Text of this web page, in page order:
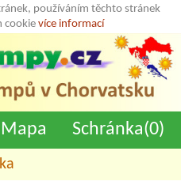
používáním těchto stránek
cookie více informací
Mapa Schránka(0)